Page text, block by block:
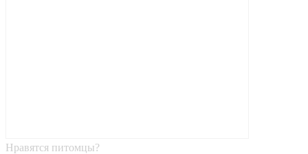
Нравятся питомцы?